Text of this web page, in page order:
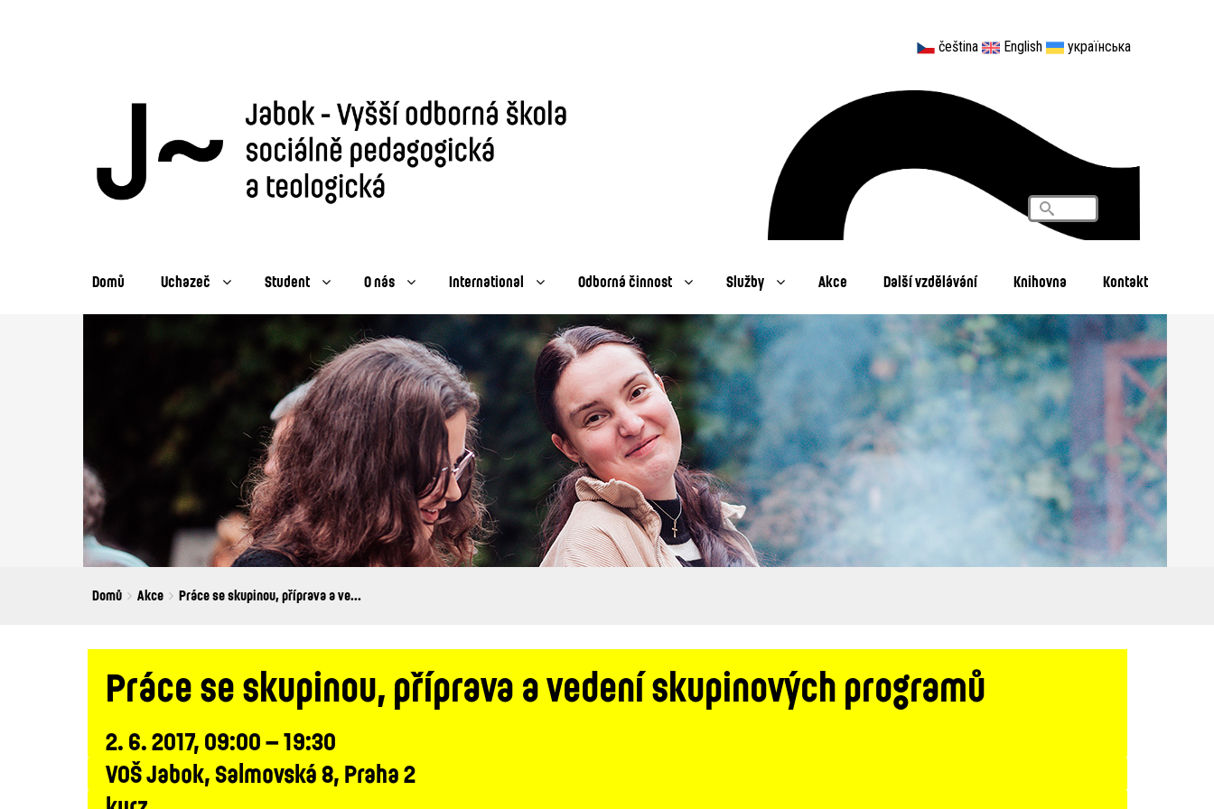
čeština English українська
Vyhledávání
Search
Domů Uchazeč Student O nás International Odborná činnost Služby Akce Další vzdělávání Knihovna Kontakt
Breadcrumbs
You
Domů Akce Práce se skupinou, příprava a ve...
Práce se skupinou, příprava a vedení skupinových programů
2. 6. 2017, 09:00 – 19:30
VOŠ Jabok, Salmovská 8, Praha 2